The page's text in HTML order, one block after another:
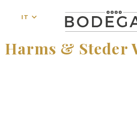
IT
Harms & Steder